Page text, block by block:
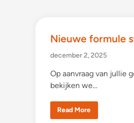
Nieuwe formule
december 2, 2025
Op aanvraag van jullie
bekijken we…
N
Read More